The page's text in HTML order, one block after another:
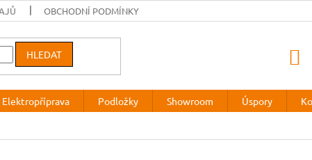
OBCHODNÍ PODMÍNKY
HLEDAT
Elektropříprava Podložky Showroom Úspory